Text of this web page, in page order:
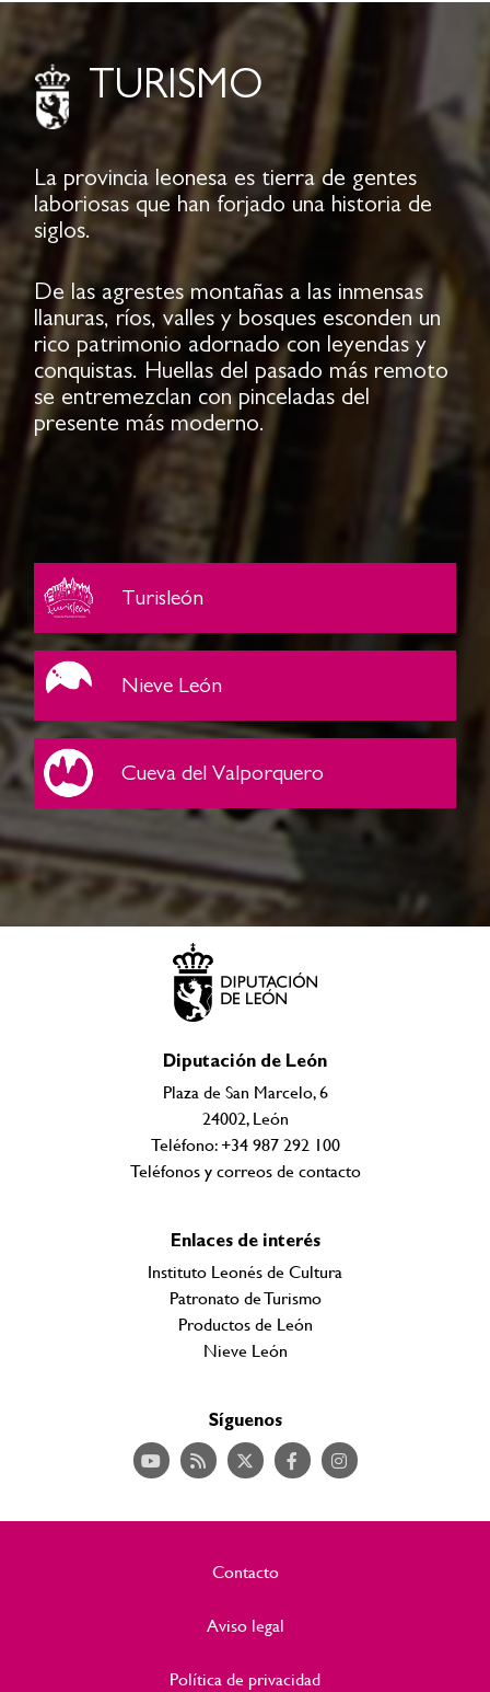
TURISMO
La provincia leonesa es tierra de gentes
laboriosas que han forjado una historia de
siglos.
De las agrestes montañas a las inmensas
llanuras, ríos, valles y bosques esconden un
rico patrimonio adornado con leyendas y
conquistas. Huellas del pasado más remoto
se entremezclan con pinceladas del
presente más moderno.
Turisleón
Nieve León
Cueva del Valporquero
Diputación de León
Plaza de San Marcelo, 6
24002, León
Teléfono: +34 987 292 100
Teléfonos y correos de contacto
Enlaces de interés
Instituto Leonés de Cultura
Patronato de Turismo
Productos de León
Nieve León
Síguenos
Contacto
Aviso legal
Política de privacidad